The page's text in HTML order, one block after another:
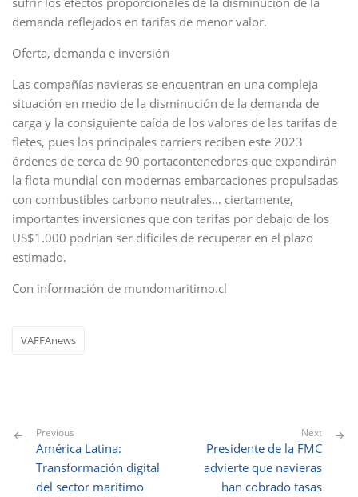
demanda reflejados en tarifas de menor valor.
Oferta, demanda e inversión
Las compañías navieras se encuentran en una compleja
situación en medio de la disminución de la demanda de
carga y la consiguiente caída de los valores de las tarifas de
fletes, pues los principales carriers reciben este 2023
órdenes de cerca de 90 portacontenedores que expandirán
la flota mundial con modernas embarcaciones propulsadas
con combustibles carbono neutrales… ciertamente,
importantes inversiones que con tarifas por debajo de los
US$1.000 podrían ser difíciles de recuperar en el plazo
estimado.
Con información de mundomaritimo.cl
VAFFAnews
Previous
América Latina:
Transformación digital
del sector marítimo
Next
Presidente de la FMC
advierte que navieras
han cobrado tasas